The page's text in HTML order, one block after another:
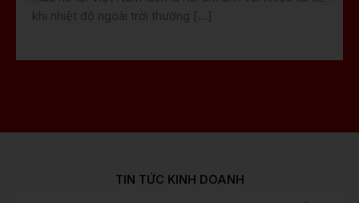
khi nhiệt độ ngoài trời thường […]
TIN TỨC KINH DOANH